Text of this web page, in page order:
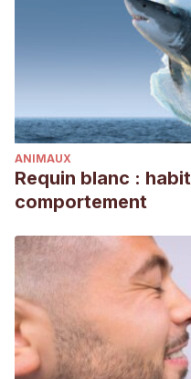
ANIMAUX
Requin blanc :
comportement